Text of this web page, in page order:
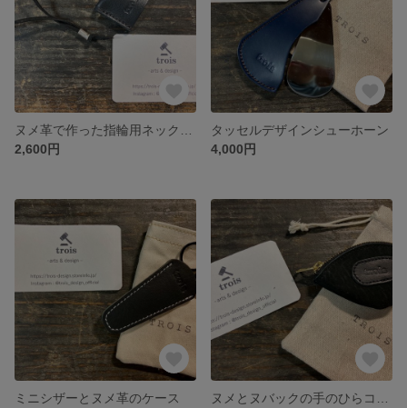
2,600円
タッセルデザインシューホーン
4,000円
ミニシザーとヌメ革のケース